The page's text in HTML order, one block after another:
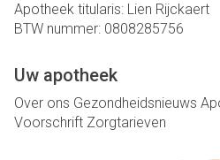
Apotheek titularis: Lien Rijckaert
BTW nummer: 0808285756
Uw apotheek
Over ons Gezondheidsnieuws
Voorschrift Zorgtarieven